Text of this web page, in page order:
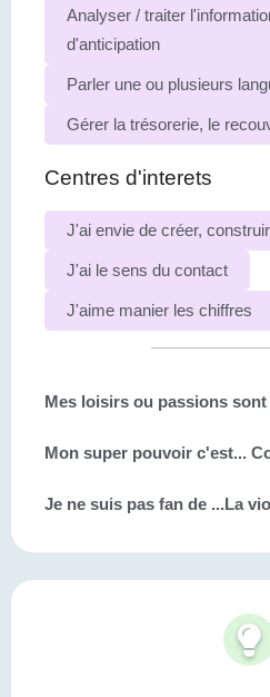
Analyser / traiter
d'anticipation
Parler une ou plusieurs
Gérer la trésorerie, le
Centres d'interets
J'ai envie de créer,
J'ai le sens du contact
J'aime manier les chiffres
Mes loisirs ou passions sont
Mon super pouvoir c'est...
Je ne suis pas fan de ...La